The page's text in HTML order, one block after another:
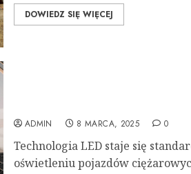
DOWIEDZ SIĘ WIĘCEJ
ADMIN 8 MARCA, 2025 0
Technologia LED staje się
oświetleniu pojazdów